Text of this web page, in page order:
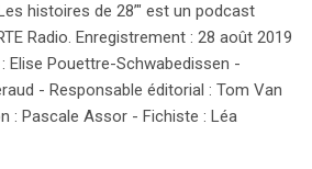
histoires de 28’" est un podcast
Radio. Enregistrement : 28 août 2019
Elise Pouettre-Schwabedissen -
- Responsable éditorial : Tom Van
: Pascale Assor - Fichiste : Léa